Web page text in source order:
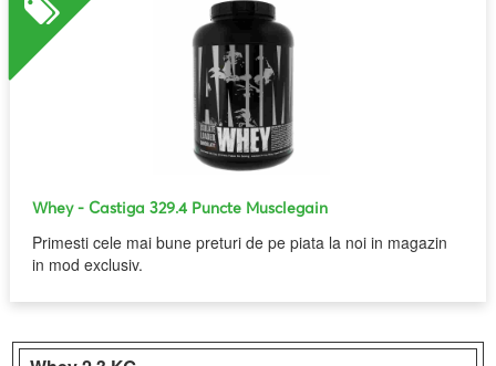
Whey- Castiga 110.16 Puncte Musclegain
Primesti cele mai bune preturi de pe piata la noi in magazin
in mod exclusiv.